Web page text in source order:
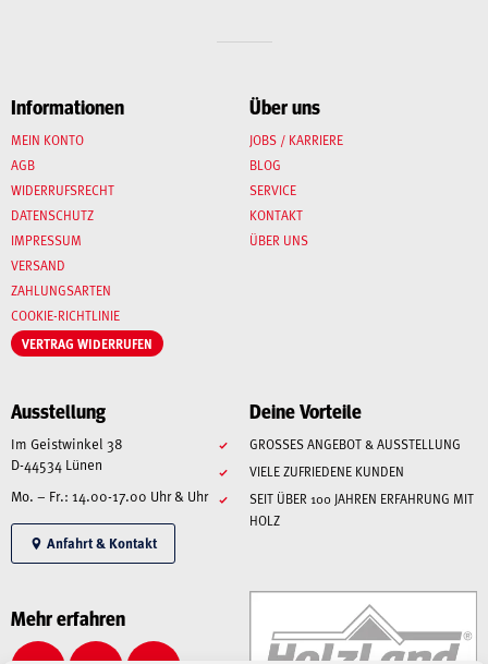
Informationen
MEIN KONTO
AGB
WIDERRUFSRECHT
DATENSCHUTZ
IMPRESSUM
VERSAND
ZAHLUNGSARTEN
COOKIE-RICHTLINIE
VERTRAG WIDERRUFEN
Über uns
JOBS / KARRIERE
BLOG
SERVICE
KONTAKT
ÜBER UNS
Ausstellung
Im Geistwinkel 38
D-44534 Lünen
Mo. – Fr.: 14.00-17.00 Uhr & Uhr
Anfahrt & Kontakt
Deine Vorteile
GROSSES ANGEBOT & AUSSTELLUNG
VIELE ZUFRIEDENE KUNDEN
SEIT ÜBER 100 JAHREN ERFAHRUNG MIT
HOLZ
Mehr erfahren